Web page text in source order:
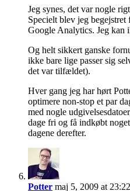
Jeg synes, det var nogle
Specielt blev jeg begejstret
Google Analytics. Jeg kan
Og helt sikkert ganske
ikke bare lige passer sig
det var tilfældet).
Hver gang jeg har hørt
optimere non-stop et par
med nogle
dage fri og få indkøbt
dagene derefter.
Potter maj 5, 2009 at 23:22